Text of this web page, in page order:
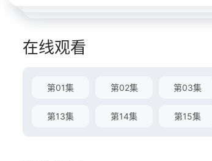
在线观看
第01集 第02集 第03集
第13集 第14集 第15集